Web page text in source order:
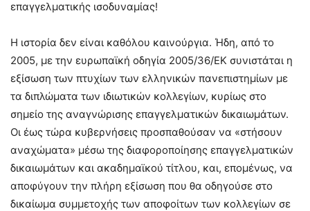
επαγγελματικής ισοδυναμίας!
Η ιστορία δεν είναι καθόλου καινούργια. Ήδη, από το
2005, με την ευρωπαϊκή οδηγία 2005/36/ΕΚ συνιστάται η
εξίσωση των πτυχίων των ελληνικών πανεπιστημίων με
τα διπλώματα των ιδιωτικών κολλεγίων, κυρίως στο
σημείο της αναγνώρισης επαγγελματικών δικαιωμάτων.
Οι έως τώρα κυβερνήσεις προσπαθούσαν να «στήσουν
αναχώματα» μέσω της διαφοροποίησης επαγγελματικών
δικαιωμάτων και ακαδημαϊκού τίτλου, και, επομένως, να
αποφύγουν την πλήρη εξίσωση που θα οδηγούσε στο
δικαίωμα συμμετοχής των αποφοίτων των κολλεγίων σε